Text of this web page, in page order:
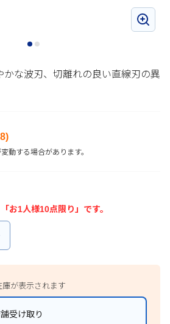
かな波刃、切離れの良い直線刃の異
)
動する場合があります。
お1人様10点限り」です。
庫が表示されます
受け取り